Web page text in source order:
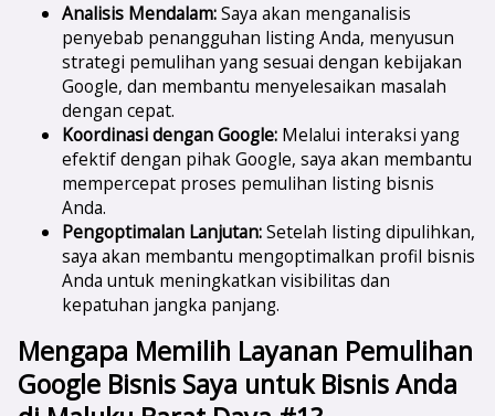
Analisis Mendalam:Saya akan menganalisis
penyebab penangguhan listing Anda, menyusun
strategi pemulihan yang sesuai dengan kebijakan
Google, dan membantu menyelesaikan masalah
dengan cepat.
Koordinasi dengan Google: Melalui interaksi yang
efektif dengan pihak Google, saya akan membantu
mempercepat proses pemulihan listing bisnis
Anda.
Pengoptimalan Lanjutan:Setelah listing dipulihkan,
saya akan membantu mengoptimalkan profil bisnis
Anda untuk meningkatkan visibilitas dan
kepatuhan jangka panjang.
Mengapa Memilih Layanan Pemulihan
Google Bisnis Saya untuk Bisnis Anda